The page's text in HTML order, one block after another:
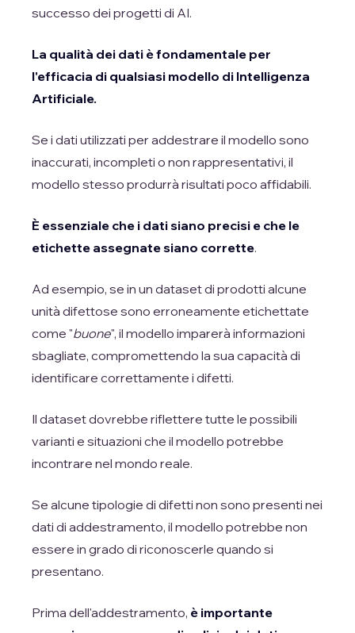
successo dei progetti di AI.
La qualità dei dati è fondamentale per
l'efficacia di qualsiasi modello di Intelligenza
Artificiale.
Se i dati utilizzati per addestrare il modello sono
inaccurati, incompleti o non rappresentativi, il
modello stesso produrrà risultati poco affidabili.
È essenziale che i dati siano precisi e che le
etichette assegnate siano corrette.
Ad esempio, se in un dataset di prodotti alcune
unità difettose sono erroneamente etichettate
come "buone", il modello imparerà informazioni
sbagliate, compromettendo la sua capacità di
identificare correttamente i difetti.
Il dataset dovrebbe riflettere tutte le possibili
varianti e situazioni che il modello potrebbe
incontrare nel mondo reale.
Se alcune tipologie di difetti non sono presenti nei
dati di addestramento, il modello potrebbe non
essere in grado di riconoscerle quando si
presentano.
Prima dell'addestramento, è importante